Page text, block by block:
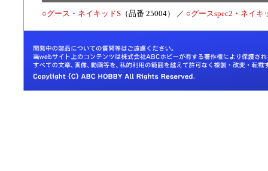
○グース・ネイキッドS （品番 25004） ／ ○グースspec2・ネイキ